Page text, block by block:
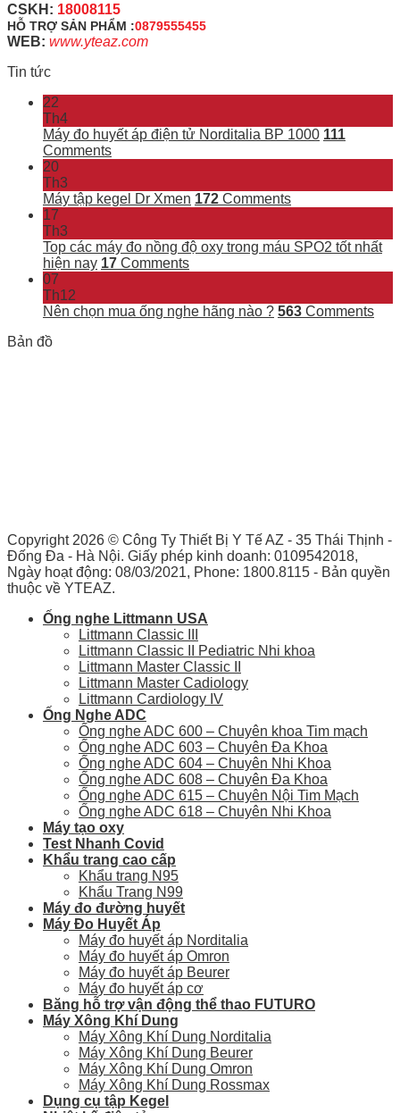
CSKH: 18008115
HỖ TRỢ SẢN PHẨM :0879555455
WEB: www.yteaz.com
Tin tức
22
Th4
Máy đo huyết áp điện tử Norditalia BP 1000 111
Comments
20
Th3
Máy tập kegel Dr Xmen 172 Comments
17
Th3
Top các máy đo nồng độ oxy trong máu SPO2 tốt nhất
hiện nay 17 Comments
07
Th12
Nên chọn mua ống nghe hãng nào ? 563 Comments
Bản đồ
Copyright 2026 © Công Ty Thiết Bị Y Tế AZ - 35 Thái Thịnh -
Đống Đa - Hà Nội. Giấy phép kinh doanh: 0109542018,
Ngày hoạt động: 08/03/2021, Phone: 1800.8115 - Bản quyền
thuộc về YTEAZ.
Ống nghe Littmann USA
Littmann Classic III
Littmann Classic II Pediatric Nhi khoa
Littmann Master Classic II
Littmann Master Cadiology
Littmann Cardiology IV
Ống Nghe ADC
Ống nghe ADC 600 – Chuyên khoa Tim mạch
Ống nghe ADC 603 – Chuyên Đa Khoa
Ống nghe ADC 604 – Chuyên Nhi Khoa
Ống nghe ADC 608 – Chuyên Đa Khoa
Ống nghe ADC 615 – Chuyên Nội Tim Mạch
Ống nghe ADC 618 – Chuyên Nhi Khoa
Máy tạo oxy
Test Nhanh Covid
Khẩu trang cao cấp
Khẩu trang N95
Khẩu Trang N99
Máy đo đường huyết
Máy Đo Huyết Áp
Máy đo huyết áp Norditalia
Máy đo huyết áp Omron
Máy đo huyết áp Beurer
Máy đo huyết áp cơ
Băng hỗ trợ vận động thể thao FUTURO
Máy Xông Khí Dung
Máy Xông Khí Dung Norditalia
Máy Xông Khí Dung Beurer
Máy Xông Khí Dung Omron
Máy Xông Khí Dung Rossmax
Dụng cụ tập Kegel